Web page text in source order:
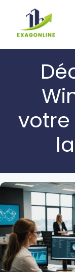
content